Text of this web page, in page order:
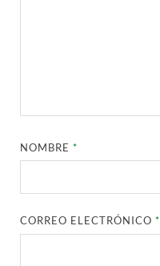
NOMBRE*
CORREO ELECTRÓNICO*